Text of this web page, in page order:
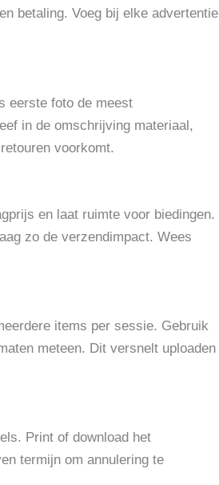
betaling. Voeg bij elke advertentie
eerste foto de meest
in de omschrijving materiaal,
voorkomt.
en laat ruimte voor biedingen.
zo de verzendimpact. Wees
items per sessie. Gebruik
meteen. Dit versnelt uploaden
Print of download het
termijn om annulering te